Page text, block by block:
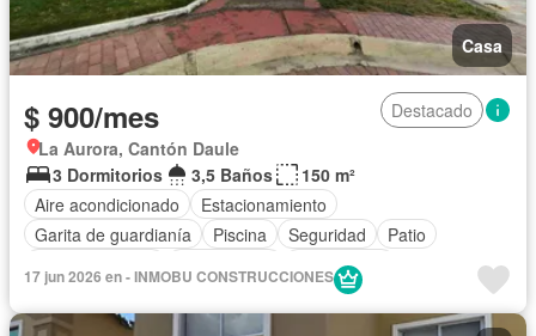
Casa
$ 900/mes
Destacado
La Aurora, Cantón Daule
3 Dormitorios
3,5 Baños
150 m²
Aire acondicionado
Estacionamiento
Garita de guardianía
Piscina Seguridad
Patio
Sin amoblar
17 jun 2026 en - INMOBU CONSTRUCCIONES